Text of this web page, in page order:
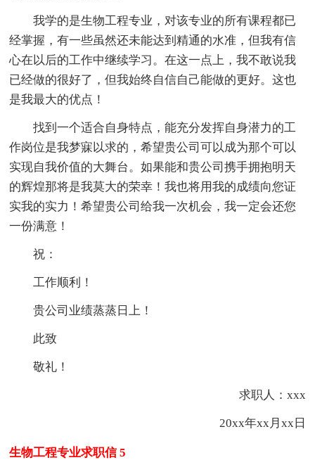
我学的是生物工程专业，对该专业的所有课程都已
经掌握，有一些虽然还未能达到精通的水准，但我有信
心在以后的工作中继续学习。在这一点上，我不敢说我
已经做的很好了，但我始终自信自己能做的更好。这也
是我最大的优点！
找到一个适合自身特点，能充分发挥自身潜力的工
作岗位是我梦寐以求的，希望贵公司可以成为那个可以
实现自我价值的大舞台。如果能和贵公司携手拥抱明天
的辉煌那将是我莫大的荣幸！我也将用我的成绩向您证
实我的实力！希望贵公司给我一次机会，我一定会还您
一份满意！
祝：
工作顺利！
贵公司业绩蒸蒸日上！
此致
敬礼！
求职人：xxx
20xx年xx月xx日
生物工程专业求职信 5